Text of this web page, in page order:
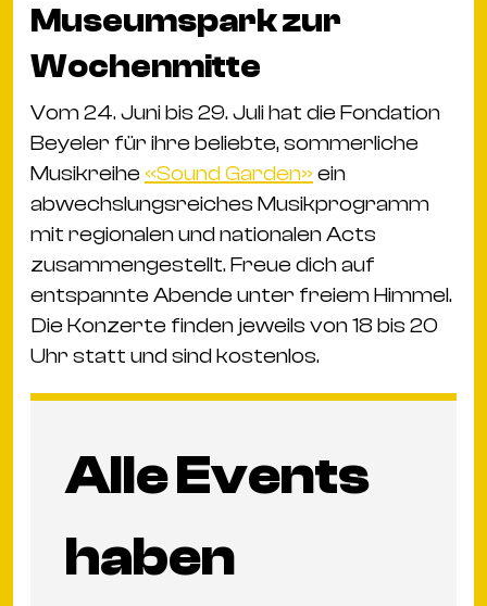
Museumspark zur
Wochenmitte
Vom 24. Juni bis 29. Juli hat die Fondation
Beyeler für ihre beliebte, sommerliche
Musikreihe «Sound Garden» ein
abwechslungsreiches Musikprogramm
mit regionalen und nationalen Acts
zusammengestellt. Freue dich auf
entspannte Abende unter freiem Himmel.
Die Konzerte finden jeweils von 18 bis 20
Uhr statt und sind kostenlos.
Alle Events
haben